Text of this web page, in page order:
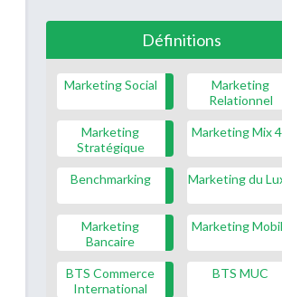
Définitions
Marketing Social
Marketing
Relationnel
Marketing
Stratégique
Marketing Mix
Benchmarking Marketing du
Marketing
Bancaire
Marketing
BTS Commerce
International
BTS MUC